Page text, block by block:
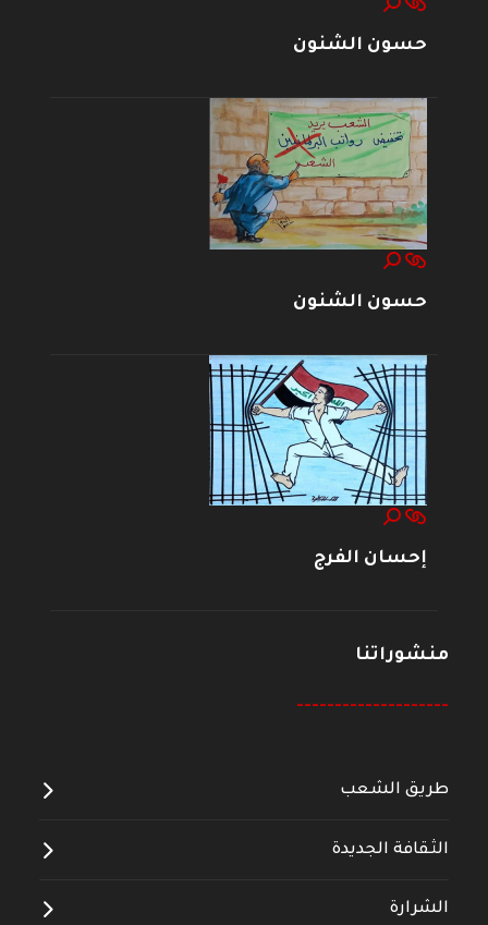
حسون الشنون
حسون الشنون
إحسان الفرج
منشوراتنا
--------------------
طريق الشعب
الثقافة الجديدة
الشرارة